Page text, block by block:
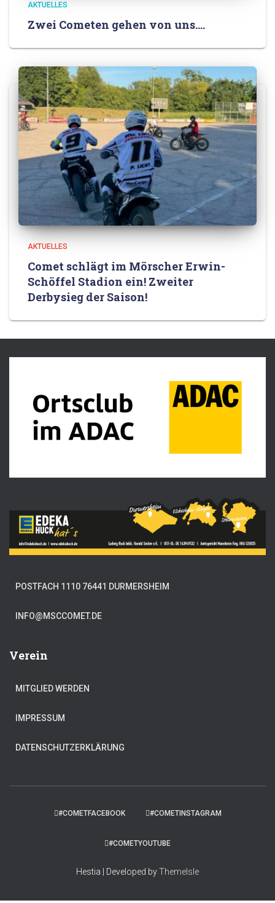
AKTUELLES
Zwei Cometen gehen von uns….
AKTUELLES
Comet schlägt im Mörscher Erwin-
Schöffel Stadion ein! Zweiter
Derbysieg der Saison!
POSTFACH 1110 76441 DURMERSHEIM
INFO@MSCCOMET.DE
Verein
MITGLIED WERDEN
IMPRESSUM
DATENSCHUTZERKLÄRUNG
#COMETFACEBOOK #COMETINSTAGRAM
#COMETYOUTUBE
Hestia | Developed byThemeIsle